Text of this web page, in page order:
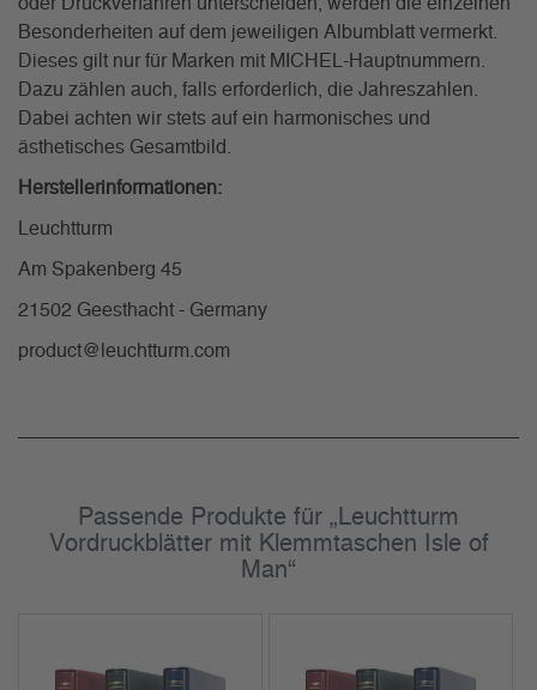
Besonderheiten auf dem jeweiligen Albumblatt vermerkt.
Dieses gilt nur für Marken mit MICHEL-Hauptnummern.
Dazu zählen auch, falls erforderlich, die Jahreszahlen.
Dabei achten wir stets auf ein harmonisches und
ästhetisches Gesamtbild.
Herstellerinformationen:
Leuchtturm
Am Spakenberg 45
21502 Geesthacht - Germany
product@leuchtturm.com
Passende Produkte für „Leuchtturm
Vordruckblätter mit Klemmtaschen Isle of
Man“